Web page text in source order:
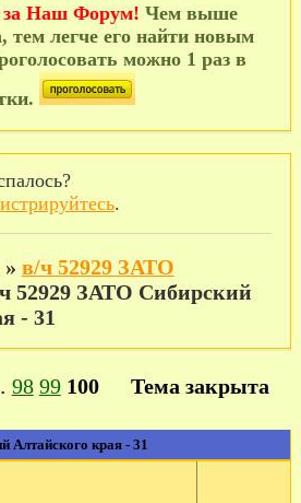
за Наш Форум! Чем выше
тем легче его найти новым
можно 1 раз в
.
» в/ч 52929 ЗАТО
52929 ЗАТО Сибирский
- 31
Алтайского края - 31
98 99 100 Тема закрыта